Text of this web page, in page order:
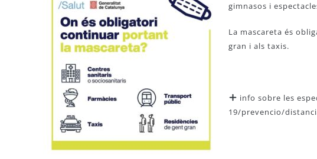
gimnasos i
La mascareta és
gran i als taxis.
info sobre les
19/prevencio/